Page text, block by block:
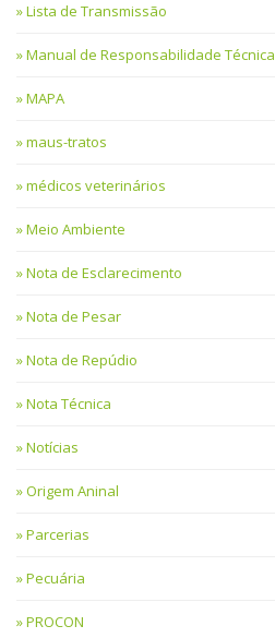
Lista de Transmissão
Manual de Responsabilidade Técnica
MAPA
maus-tratos
médicos veterinários
Meio Ambiente
Nota de Esclarecimento
Nota de Pesar
Nota de Repúdio
Nota Técnica
Notícias
Origem Aninal
Parcerias
Pecuária
PROCON